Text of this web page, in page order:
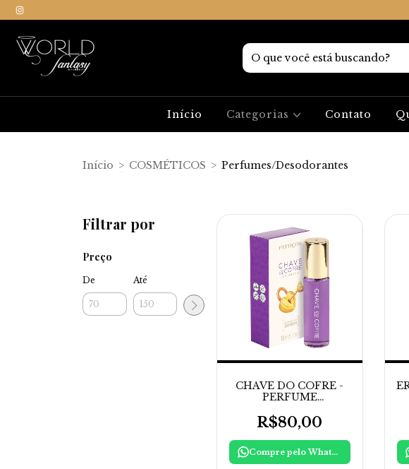
Início Categorias Contato
Início > COSMÉTICOS > Perfumes/Desodorantes
Filtrar por
Preço
De Até
CHAVE DO COFRE -
PERFUME
R$80,00
Compre pelo WhatsApp